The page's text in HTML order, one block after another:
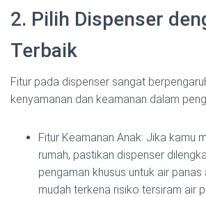
2. Pilih Dispenser
Terbaik
Fitur pada dispenser sangat
kenyamanan dan keamanan dalam
Fitur Keamanan Anak: Jika kamu
rumah, pastikan dispenser
pengaman khusus untuk air
mudah terkena risiko tersiram air